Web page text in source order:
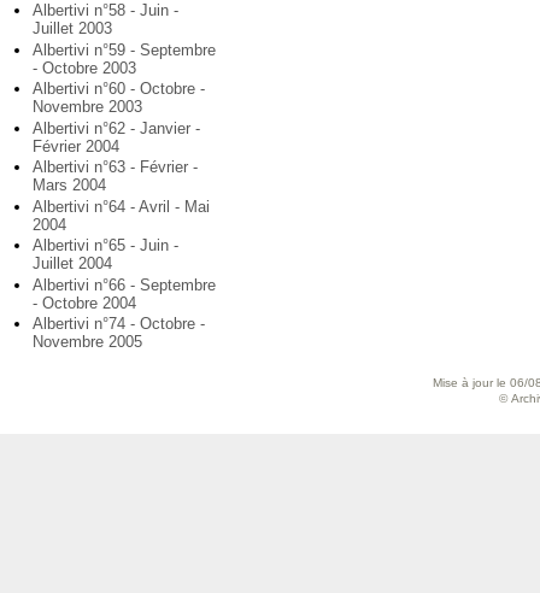
Albertivi n°58 - Juin -
Juillet 2003
Albertivi n°59 - Septembre
- Octobre 2003
Albertivi n°60 - Octobre -
Novembre 2003
Albertivi n°62 - Janvier -
Février 2004
Albertivi n°63 - Février -
Mars 2004
Albertivi n°64 - Avril - Mai
2004
Albertivi n°65 - Juin -
Juillet 2004
Albertivi n°66 - Septembre
- Octobre 2004
Albertivi n°74 - Octobre -
Novembre 2005
Mise à jour le 06/
©